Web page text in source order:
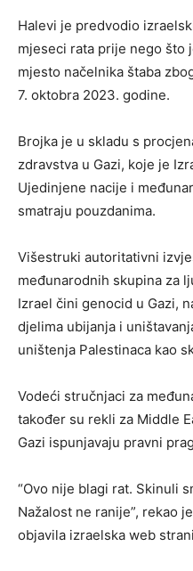
Halevi je predvodio
mjeseci rata prije nego što
mjesto načelnika štaba
7. oktobra 2023. godine.
Brojka je u skladu s
zdravstva u Gazi, koje je
Ujedinjene nacije i
smatraju pouzdanima.
Višestruki autoritativni
međunarodnih skupina za
Izrael čini genocid u Gazi,
djelima ubijanja i
uništenja Palestinaca kao
Vodeći stručnjaci za
također su rekli za Middle
Gazi ispunjavaju pravni
“Ovo nije blagi rat. Skinuli
Nažalost ne ranije”, rekao
objavila izraelska web